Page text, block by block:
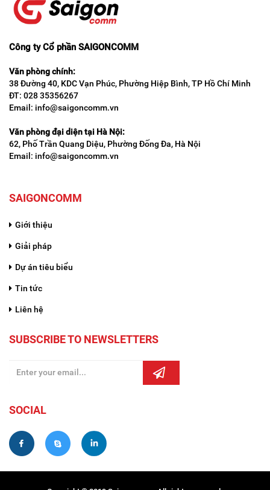
Công ty Cổ phần SAIGONCOMM
Văn phòng chính:
38 Đường 40, KDC Vạn Phúc, Phường Hiệp Bình, TP Hồ Chí Minh
ĐT: 028 35356267
Email: info@saigoncomm.vn
Văn phòng đại diện tại Hà Nội:
62, Phố Trần Quang Diệu, Phường Đống Đa, Hà Nội
Email: info@saigoncomm.vn
SAIGONCOMM
Giới thiệu
Giải pháp
Dự án tiêu biểu
Tin tức
Liên hệ
SUBSCRIBE TO NEWSLETTERS
SOCIAL